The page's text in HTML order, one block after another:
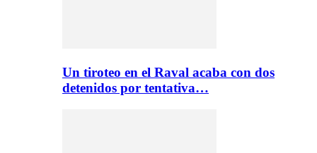
Un tiroteo en el Raval acaba con dos
detenidos por tentativa…